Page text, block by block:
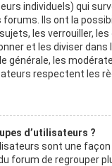
individuels) qui
Ils ont la
les verrouiller, les
et les diviser dans
générale, les
respectent les
d’utilisateurs ?
sont une façon
forum de regrouper